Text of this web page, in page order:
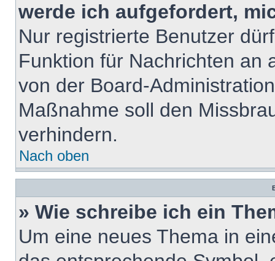
werde ich aufgefordert,
Nur registrierte Benutzer
Funktion für Nachrichten an
von der Board-
Maßnahme soll den
verhindern.
Nach oben
» Wie schreibe ich ein
Um eine neues Thema in